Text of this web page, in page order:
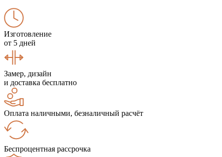
Изготовление
от 5 дней
Замер, дизайн
и доставка бесплатно
Оплата наличными, безналичный расчёт
Беспроцентная рассрочка